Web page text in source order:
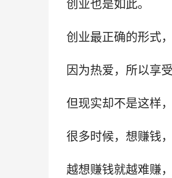
创业最正确的形式
因为热爱，所以享
但现实却不是这样
很多时候，想赚钱
越想赚钱就越难赚